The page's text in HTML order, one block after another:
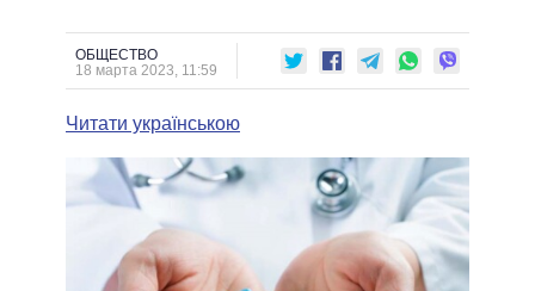
ГЛАВЫ ОБЛАДМИНИСТРАЦИЙ
МЭРЫ
ВСЕ ПЕРСОНЫ
СРАВНЕНИЕ ПОЛИТИКОВ
ОБЩЕСТВО
18 марта 2023, 11:59
Читати українською